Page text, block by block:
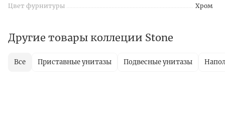
Цвет фурнитуры
Хром
Другие товары коллеции Stone
Все Приставные унитазы Подвесные унитазы